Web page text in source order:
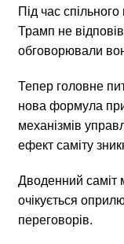
Під час
Трамп не
обговорювали
Тепер головне
нова формула
механізмів
ефект саміту
Дводенний саміт
очікується
переговорів.